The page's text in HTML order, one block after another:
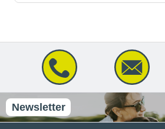
Newsletter